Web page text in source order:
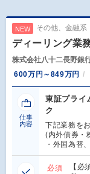
NEW その他、金融系
ディーリング業
株式会社八十二長野銀
600万円～849万円
仕事
内容
東証プライ
ク
下記業務を
(内外債券・
・外国為替
必須
【